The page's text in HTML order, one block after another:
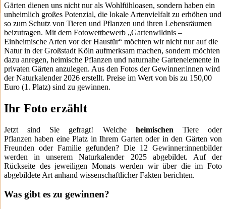
Gärten dienen uns nicht nur als Wohlfühloasen, sondern haben ein
unheimlich großes Potenzial, die lokale Artenvielfalt zu erhöhen und
so zum Schutz von Tieren und Pflanzen und ihren Lebensräumen
beizutragen. Mit dem Fotowettbewerb „Gartenwildnis –
Einheimische Arten vor der Haustür“ möchten wir nicht nur auf die
Natur in der Großstadt Köln aufmerksam machen, sondern möchten
dazu anregen, heimische Pflanzen und naturnahe Gartenelemente in
privaten Gärten anzulegen. Aus den Fotos der Gewinner:innen wird
der Naturkalender 2026 erstellt. Preise im Wert von bis zu 150,00
Euro (1. Platz) sind zu gewinnen.
Ihr Foto erzählt
Jetzt sind Sie gefragt! Welche heimischen Tiere oder
Pflanzen haben eine Platz in Ihrem Garten oder in den Gärten von
Freunden oder Familie gefunden? Die 12 Gewinner:innenbilder
werden in unserem Naturkalender 2025 abgebildet. Auf der
Rückseite des jeweiligen Monats werden wir über die im Foto
abgebildete Art anhand wissenschaftlicher Fakten berichten.
Was gibt es zu gewinnen?